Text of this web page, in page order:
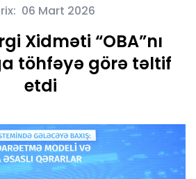
06 Mart 2026
Xidməti “OBA”nı
töhfəyə görə təltif
etdi